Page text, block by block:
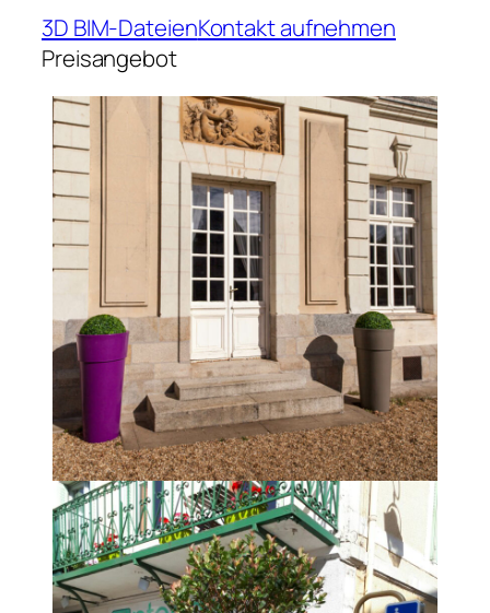
3D BIM-DateienKontakt aufnehmen
Preisangebot